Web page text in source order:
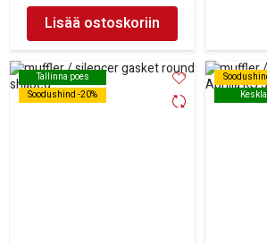
Lisää ostoskoriin
Tallinna poes
Soodushind -20%
Tallinna poes
Soodushind -20%